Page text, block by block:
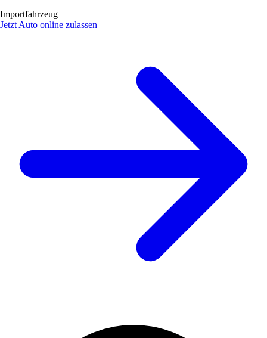
Importfahrzeug
Jetzt Auto online zulassen